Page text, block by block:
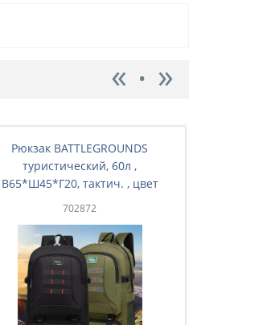
Рюкзак BATTLEGRОUNDS
туристический, 60л ,
В65*Ш45*Г20, тактич. , цвет
зеленый (43-003)
702872